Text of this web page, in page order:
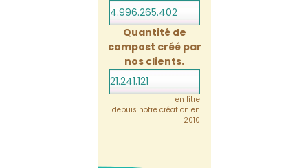
4.996.265.423
Quantité de
compost créé par
nos clients.
21.241.121
en litre
depuis notre création en
2010